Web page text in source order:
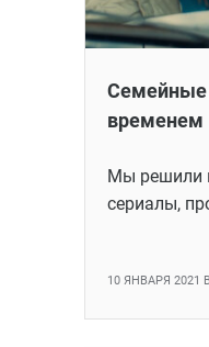
Семейные
временем
Мы решили
сериалы,
10 ЯНВАРЯ 2021